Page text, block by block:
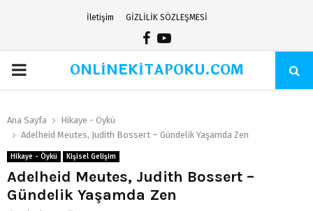
İletişim GİZLİLİK SÖZLEŞMESİ
Facebook
Youtube
PRIMARYONLİNEKİTAPOKU.COM
Ana Sayfa
Hikaye - Öykü
Adelheid Meutes, Judith Bossert – Gündelik Yaşamda Zen
Hikaye - Öykü Kişisel Gelişim
Adelheid Meutes, Judith Bossert –
Gündelik Yaşamda Zen